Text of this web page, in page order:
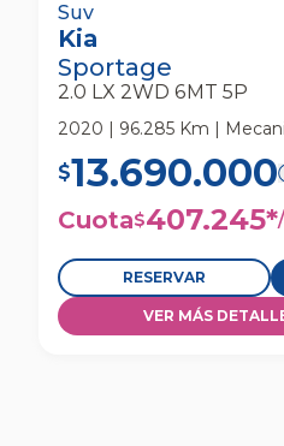
Kia Sportage 2.0 Lx
Suv
Kia
Sportage
2.0 LX 2WD 6MT 5P
2020 | 96.285 Km |
$13.690.000
Cuota$407.245*/
RESERVAR
VER MÁS